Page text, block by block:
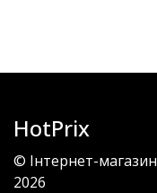
HotPrix
© Інтернет-
2026